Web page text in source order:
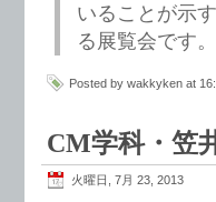
いることが示
る展覧会です。
Posted by wakkyken at
CM学科・笠
火曜日, 7月 23, 2013